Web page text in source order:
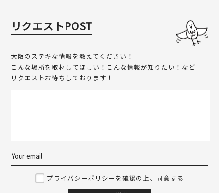
リクエストPOST
大阪のステキな情報を教えてください！
こんな場所を取材してほしい！こんな情報が知りたい！など
リクエストお待ちしております！
プライバシーポリシーを確認の上、同意する